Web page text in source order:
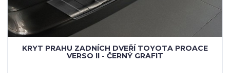
KRYT PRAHU ZADNÍCH DVEŘÍ TOYOTA PROACE
VERSO II - ČERNÝ GRAFIT